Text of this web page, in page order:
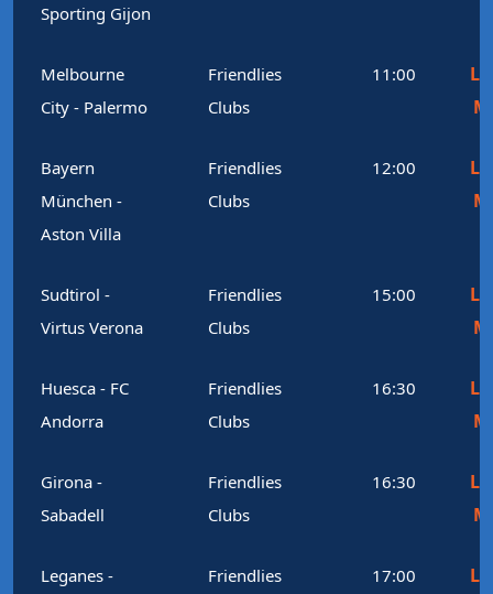
Sporting Gijon
Melbourne
City - Palermo
Friendlies
Clubs
11:00
Bayern
München -
Aston Villa
Friendlies
Clubs
12:00
Sudtirol -
Virtus Verona
Friendlies
Clubs
15:00
Huesca - FC
Andorra
Friendlies
Clubs
16:30
Girona -
Sabadell
Friendlies
Clubs
16:30
Leganes -
Friendlies
17:00